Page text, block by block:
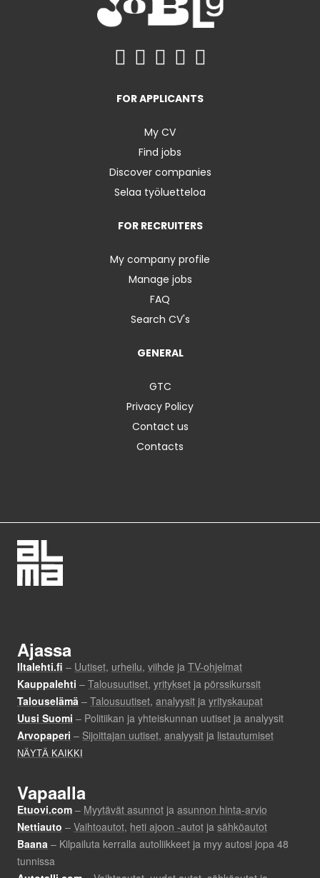
FOR APPLICANTS
My CV
Find jobs
Discover companies
Selaa työluetteloa
FOR RECRUITERS
My company profile
Manage jobs
FAQ
Search CV's
GENERAL
GTC
Privacy Policy
Contact us
Contacts